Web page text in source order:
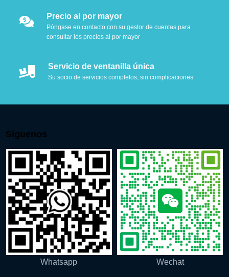
Precio al por mayor
Póngase en contacto con su gestor de cuentas para
consultar los precios al por mayor
Servicio de ventanilla única
Su socio de servicios completos, sin complicaciones
Síguenos
Whatsapp Wechat